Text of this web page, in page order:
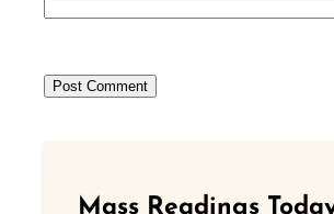
Mass Readings